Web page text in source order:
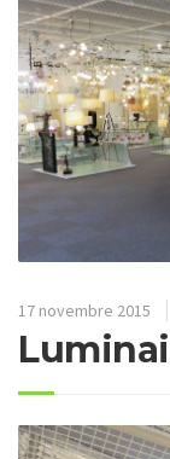
17 novembre 2015